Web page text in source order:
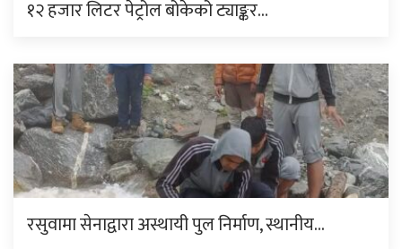
१२ हजार लिटर पेट्रोल बोकेको ट्याङ्कर…
रसुवामा सेनाद्वारा अस्थायी पुल निर्माण, स्थानीय…